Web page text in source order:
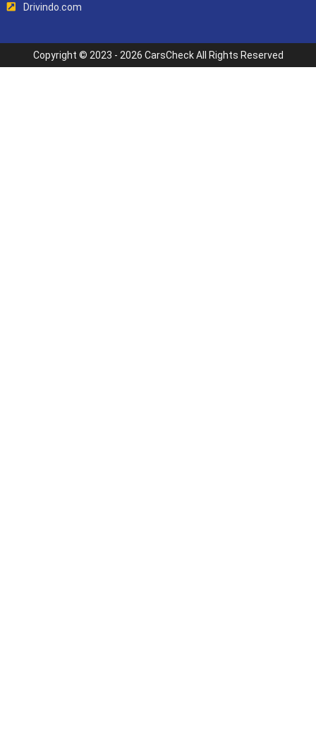
Drivindo.com
Copyright © 2023 - 2026 CarsCheck All Rights Reserved